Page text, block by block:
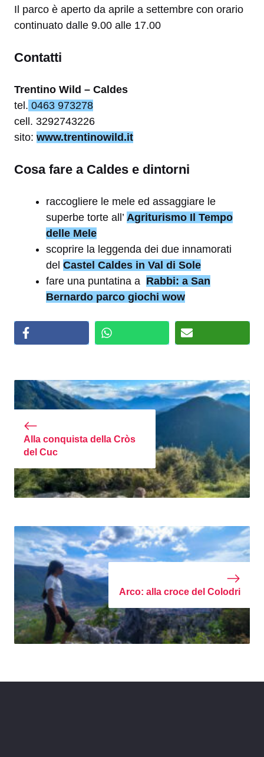
Il parco è aperto da aprile a settembre con orario
continuato dalle 9.00 alle 17.00
Contatti
Trentino Wild – Caldes
tel. 0463 973278
cell. 3292743226
sito: www.trentinowild.it
Cosa fare a Caldes e dintorni
raccogliere le mele ed assaggiare le
superbe torte all’ Agriturismo Il Tempo
delle Mele
scoprire la leggenda dei due innamorati
del Castel Caldes in Val di Sole
fare una puntatina a Rabbi: a San
Bernardo parco giochi wow
Alla conquista della Cròs
del Cuc
Arco: alla croce del Colodri